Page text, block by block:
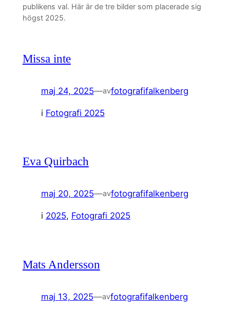
publikens val. Här är de tre bilder som placerade sig
högst 2025.
Missa inte
maj 24, 2025—avfotografifalkenberg
i Fotografi 2025
Eva Quirbach
maj 20, 2025—avfotografifalkenberg
i 2025, Fotografi 2025
Mats Andersson
maj 13, 2025—avfotografifalkenberg